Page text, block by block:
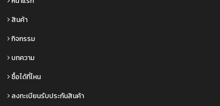
สินค้า
กิจกรรม
บทความ
ซื้อได้ที่ไหน
ลงทะเบียนรับประกันสินค้า